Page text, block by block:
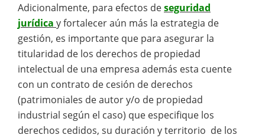
Adicionalmente, para efectos deseguridad
jurídica y fortalecer aún más la estrategia de
gestión, es importante que para asegurar la
titularidad de los derechos de propiedad
intelectual de una empresa además esta cuente
con un contrato de cesión de derechos
(patrimoniales de autor y/o de propiedad
industrial según el caso) que especifique los
derechos cedidos, su duración y territorio de los